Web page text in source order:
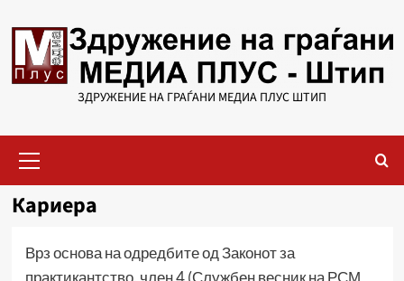
to
content
ЗДРУЖЕНИЕ НА ГРАЃАНИ МЕДИА ПЛУС ШТИП
Menu
Кариера
Врз основа на одредбите од Законот за
практикантство, член 4 (Службен весник на РСМ